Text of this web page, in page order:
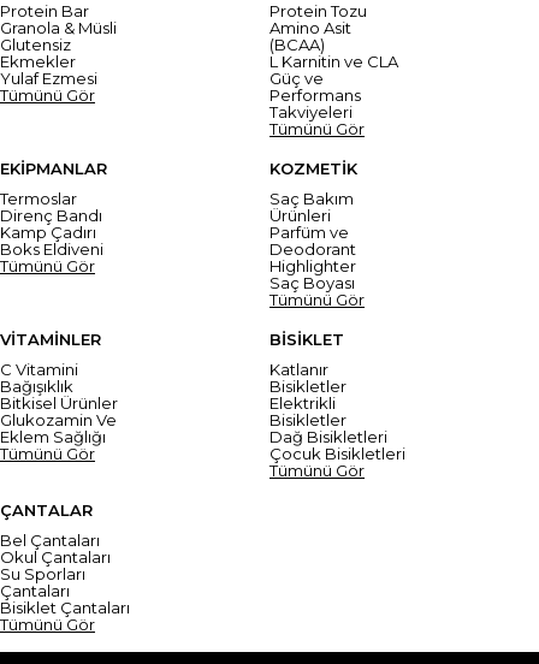
Protein Bar
Granola & Müsli
Glutensiz
Ekmekler
Yulaf Ezmesi
Tümünü Gör
Protein Tozu
Amino Asit
(BCAA)
L Karnitin ve CLA
Güç ve
Performans
Takviyeleri
Tümünü Gör
EKİPMANLAR
Termoslar
Direnç Bandı
Kamp Çadırı
Boks Eldiveni
Tümünü Gör
KOZMETİK
Saç Bakım
Ürünleri
Parfüm ve
Deodorant
Highlighter
Saç Boyası
Tümünü Gör
VİTAMİNLER
C Vitamini
Bağışıklık
Bitkisel Ürünler
Glukozamin Ve
Eklem Sağlığı
Tümünü Gör
BİSİKLET
Katlanır
Bisikletler
Elektrikli
Bisikletler
Dağ Bisikletleri
Çocuk Bisikletleri
Tümünü Gör
ÇANTALAR
Bel Çantaları
Okul Çantaları
Su Sporları
Çantaları
Bisiklet Çantaları
Tümünü Gör